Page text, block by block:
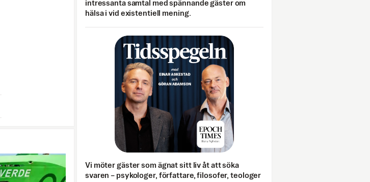
intressanta samtal med spännande gäster om
hälsa i vid existentiell mening.
Vi möter gäster som ägnat sitt liv åt att söka
svaren – psykologer, författare, filosofer, teologer